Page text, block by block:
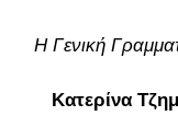
Η Γενική